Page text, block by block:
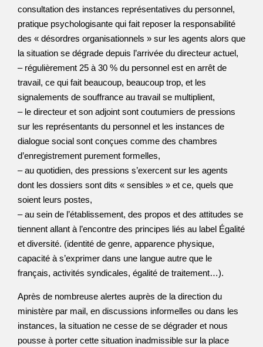
consultation des instances représentatives du personnel,
pratique psychologisante qui fait reposer la responsabilité
des « désordres organisationnels » sur les agents alors que
la situation se dégrade depuis l’arrivée du directeur actuel,
– régulièrement 25 à 30 % du personnel est en arrêt de
travail, ce qui fait beaucoup, beaucoup trop, et les
signalements de souffrance au travail se multiplient,
– le directeur et son adjoint sont coutumiers de pressions
sur les représentants du personnel et les instances de
dialogue social sont conçues comme des chambres
d’enregistrement purement formelles,
– au quotidien, des pressions s’exercent sur les agents
dont les dossiers sont dits « sensibles » et ce, quels que
soient leurs postes,
– au sein de l’établissement, des propos et des attitudes se
tiennent allant à l’encontre des principes liés au label Égalité
et diversité. (identité de genre, apparence physique,
capacité à s’exprimer dans une langue autre que le
français, activités syndicales, égalité de traitement…).
Après de nombreuse alertes auprès de la direction du
ministère par mail, en discussions informelles ou dans les
instances, la situation ne cesse de se dégrader et nous
pousse à porter cette situation inadmissible sur la place